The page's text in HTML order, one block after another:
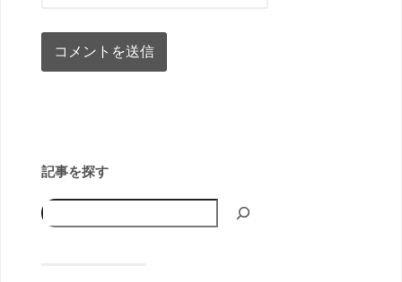
記事を探す